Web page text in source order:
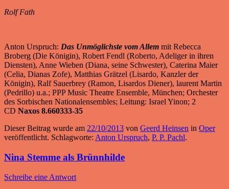
Rolf Fath
Anton Urspruch: Das Unmöglichste vom Allem mit Rebecca
Broberg (Die Königin), Robert Fendl (Roberto, Adeliger in ihren
Diensten), Anne Wieben (Diana, seine Schwester), Caterina Maier
(Celia, Dianas Zofe), Matthias Grätzel (Lisardo, Kanzler der
Königin), Ralf Sauerbrey (Ramon, Lisardos Diener), laurent Martin
(Pedrillo) u.a.; PPP Music Theatre Ensemble, München; Orchester
des Sorbischen Nationalensembles; Leitung: Israel Yinon; 2
CD Naxos 8.660333-35
Dieser Beitrag wurde am 22/10/2013 von Geerd Heinsen in Oper
veröffentlicht. Schlagworte: Anton Urspruch, P. P. Pachl.
Nina Stemme als Brünnhilde
Schreibe eine Antwort